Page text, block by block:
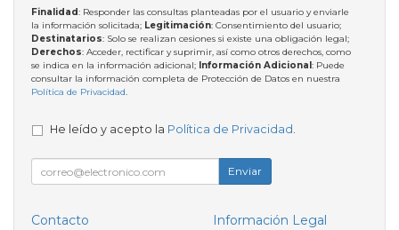
Finalidad: Responder las consultas planteadas por el usuario y enviarle
la información solicitada; Legitimación: Consentimiento del usuario;
Destinatarios: Solo se realizan cesiones si existe una obligación legal;
Derechos: Acceder, rectificar y suprimir, así como otros derechos, como
se indica en la información adicional; Información Adicional : Puede
consultar la información completa de Protección de Datos en nuestra
Política de Privacidad.
He leído y acepto la Política de Privacidad .
Enviar
Contacto
Información Legal